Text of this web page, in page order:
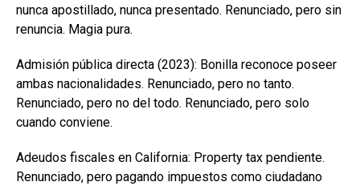
nunca apostillado, nunca presentado. Renunciado, pero sin
renuncia. Magia pura.
Admisión pública directa (2023): Bonilla reconoce poseer
ambas nacionalidades. Renunciado, pero no tanto.
Renunciado, pero no del todo. Renunciado, pero solo
cuando conviene.
Adeudos fiscales en California: Property tax pendiente.
Renunciado, pero pagando impuestos como ciudadano